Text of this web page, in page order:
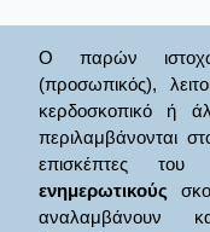
Ο παρών
(προσωπικός),
κερδοσκοπικό ή
περιλαμβάνονται
επισκέπτες
ενημερωτικούς
αναλαμβάνουν